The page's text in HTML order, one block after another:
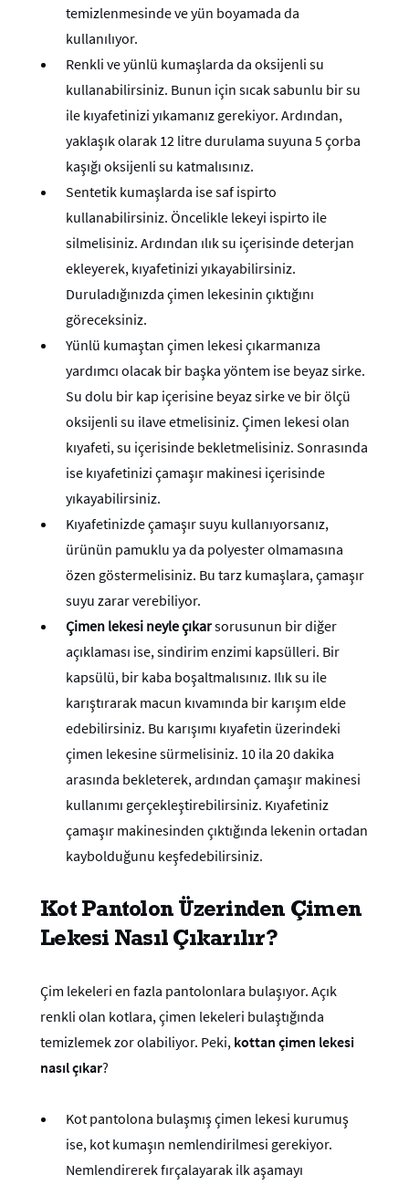
temizlenmesinde ve yün boyamada da
kullanılıyor.
Renkli ve yünlü kumaşlarda da oksijenli su
kullanabilirsiniz. Bunun için sıcak sabunlu bir su
ile kıyafetinizi yıkamanız gerekiyor. Ardından,
yaklaşık olarak 12 litre durulama suyuna 5 çorba
kaşığı oksijenli su katmalısınız.
Sentetik kumaşlarda ise saf ispirto
kullanabilirsiniz. Öncelikle lekeyi ispirto ile
silmelisiniz. Ardından ılık su içerisinde deterjan
ekleyerek, kıyafetinizi yıkayabilirsiniz.
Duruladığınızda çimen lekesinin çıktığını
göreceksiniz.
Yünlü kumaştan çimen lekesi çıkarmanıza
yardımcı olacak bir başka yöntem ise beyaz sirke.
Su dolu bir kap içerisine beyaz sirke ve bir ölçü
oksijenli su ilave etmelisiniz. Çimen lekesi olan
kıyafeti, su içerisinde bekletmelisiniz. Sonrasında
ise kıyafetinizi çamaşır makinesi içerisinde
yıkayabilirsiniz.
Kıyafetinizde çamaşır suyu kullanıyorsanız,
ürünün pamuklu ya da polyester olmamasına
özen göstermelisiniz. Bu tarz kumaşlara, çamaşır
suyu zarar verebiliyor.
Çimen lekesi neyle çıkarsorusunun bir diğer
açıklaması ise, sindirim enzimi kapsülleri. Bir
kapsülü, bir kaba boşaltmalısınız. Ilık su ile
karıştırarak macun kıvamında bir karışım elde
edebilirsiniz. Bu karışımı kıyafetin üzerindeki
çimen lekesine sürmelisiniz. 10 ila 20 dakika
arasında bekleterek, ardından çamaşır makinesi
kullanımı gerçekleştirebilirsiniz. Kıyafetiniz
çamaşır makinesinden çıktığında lekenin ortadan
kaybolduğunu keşfedebilirsiniz.
Kot Pantolon Üzerinden Çimen
Lekesi Nasıl Çıkarılır?
Çim lekeleri en fazla pantolonlara bulaşıyor. Açık
renkli olan kotlara, çimen lekeleri bulaştığında
temizlemek zor olabiliyor. Peki, kottan çimen lekesi
nasıl çıkar?
Kot pantolona bulaşmış çimen lekesi kurumuş
ise, kot kumaşın nemlendirilmesi gerekiyor.
Nemlendirerek fırçalayarak ilk aşamayı